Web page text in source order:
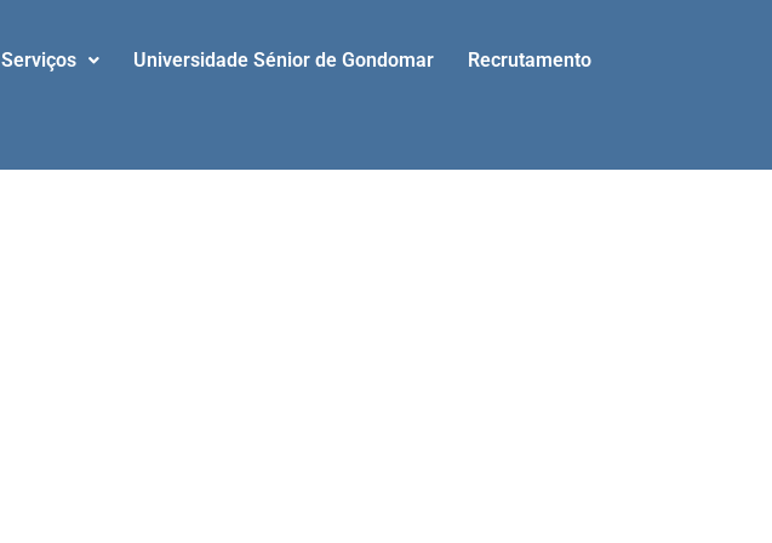
Serviços Universidade Sénior de Gondomar Recrutamento